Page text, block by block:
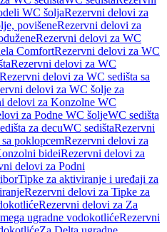
WC šoljaRezervni delovi za
povišeneRezervni delovi za
Rezervni delovi za WC
ComfortRezervni delovi za WC
Rezervni delovi za WC
Rezervni delovi za WC sedišta sa
delovi za WC šolje za
delovi za Konzolne WC
za Podne WC šoljeWC sedišta
za decuWC sedištaRezervni
poklopcemRezervni delovi za
bideiRezervni delovi za
delovi za Podni
Tipke za aktiviranje i uređaji za
Rezervni delovi za Tipke za
Rezervni delovi za Za
ugradne vodokotlićeRezervni